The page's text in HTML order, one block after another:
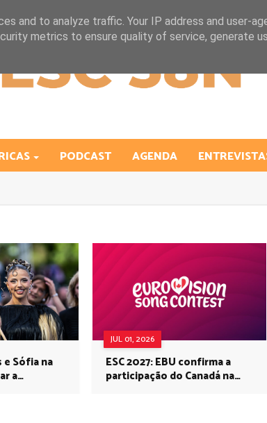
PODCAST AGENDA
e Sófia na
a
JUL 01, 2026
ESC 2027: EBU confirma a
participação do Canadá na
and to analyze traffic. Your IP address and user-
metrics to ensure quality of service, generate